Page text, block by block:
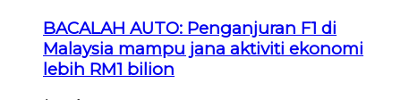
BACALAH AUTO: Penganjuran F1 di
Malaysia mampu jana aktiviti ekonomi
lebih RM1 bilion